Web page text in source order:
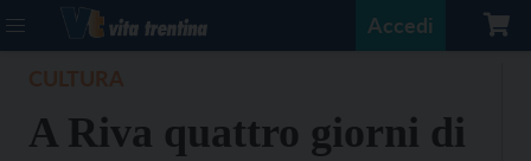
Accedi
A Riva quattro giorni di